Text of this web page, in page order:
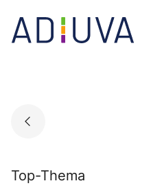
content
Go to landing page.
Top-Thema